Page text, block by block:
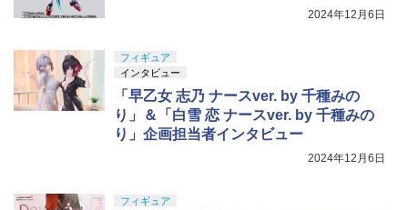
2024年12月6日
フィギュア
インタビュー
「早乙女 志乃 ナースver. by 千種みの
り」＆「白雪 恋 ナースver. by 千種みの
り」企画担当者インタビュー
2024年12月6日
フィギュア